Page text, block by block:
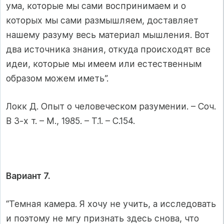
ума, которые мы сами воспринимаем и о
которых мы сами размышляем, доставляет
нашему разуму весь материал мышления. Вот
два источника знания, откуда происходят все
идеи, которые мы имеем или естественным
образом можем иметь”.
Локк Д. Опыт о человеческом разумении. – Соч.
В 3-х т. – М., 1985. – Т.1. – С.154.
Вариант 7.
“Темная камера. Я хочу не учить, а исследовать
и поэтому не мгу признать здесь снова, что